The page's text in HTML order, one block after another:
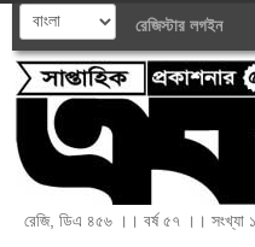
রেজিস্টার লগইন
রেজি, ডিএ ৪৫৬ ।। বর্ষ ৫৭ ।।